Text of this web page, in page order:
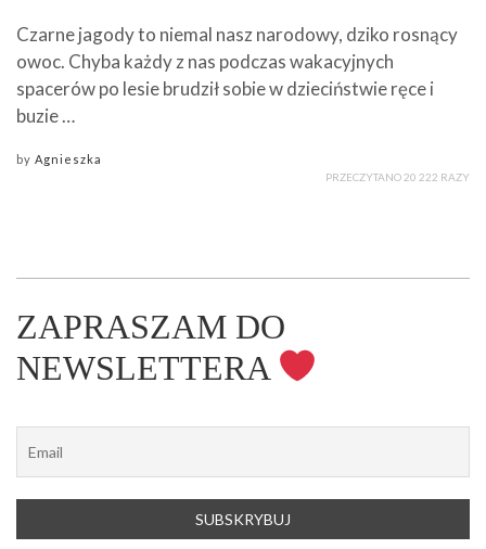
Czarne jagody to niemal nasz narodowy, dziko rosnący
owoc. Chyba każdy z nas podczas wakacyjnych
spacerów po lesie brudził sobie w dzieciństwie ręce i
buzie …
by Agnieszka
PRZECZYTANO 20 222 RAZY
ZAPRASZAM DO
NEWSLETTERA